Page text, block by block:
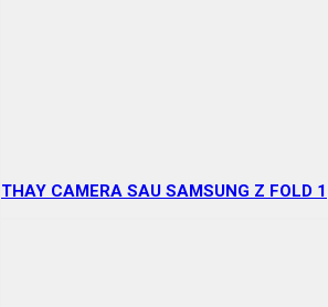
THAY CAMERA SAU SAMSUNG Z FOLD 1